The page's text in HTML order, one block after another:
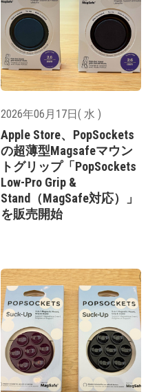
2026年06月17日( 水 )
Apple Store、PopSockets
の超薄型Magsafeマウン
トグリップ「PopSockets
Low-Pro Grip &
Stand（MagSafe対応）」
を販売開始